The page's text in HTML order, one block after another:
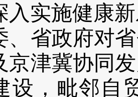
入实施健康
、省政府对
京津冀协同
设， 毗邻自